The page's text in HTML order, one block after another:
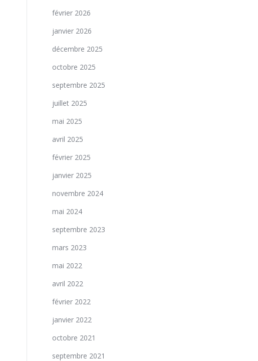
février 2026
janvier 2026
décembre 2025
octobre 2025
septembre 2025
juillet 2025
mai 2025
avril 2025
février 2025
janvier 2025
novembre 2024
mai 2024
septembre 2023
mars 2023
mai 2022
avril 2022
février 2022
janvier 2022
octobre 2021
septembre 2021